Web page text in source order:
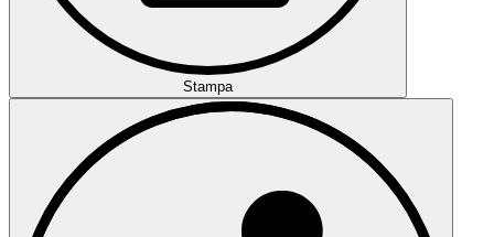
Stampa